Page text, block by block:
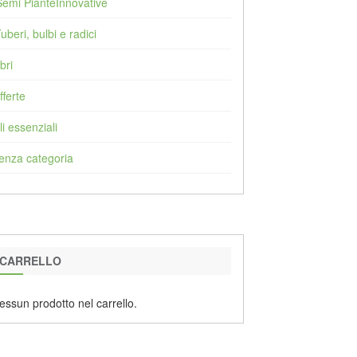
bulbi e radici
essenziali
categoria
CARRELLO
prodotto nel carrello.